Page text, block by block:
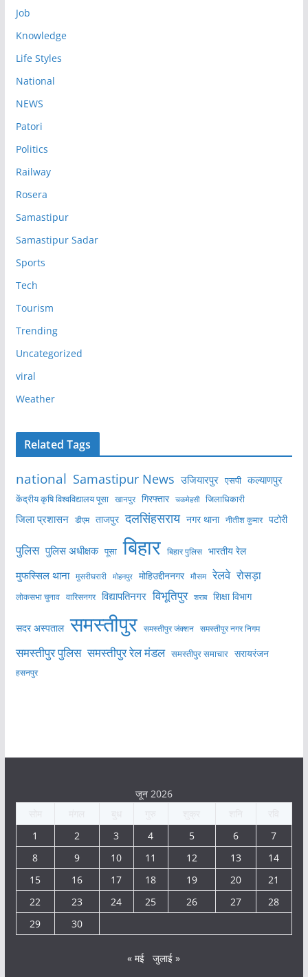
Job
Knowledge
Life Styles
National
NEWS
Patori
Politics
Railway
Rosera
Samastipur
Samastipur Sadar
Sports
Tech
Tourism
Trending
Uncategorized
viral
Weather
Related Tags
national Samastipur News उजियारपुर एसपी कल्याणपुर
केंद्रीय कृषि विश्वविद्यालय पूसा खानपुर गिरफ्तार चकमेहसी जिलाधिकारी
जिला प्रशासन डीएम ताजपुर दलसिंहसराय नगर थाना नीतीश कुमार पटोरी
पुलिस पुलिस अधीक्षक पूसा बिहार बिहार पुलिस भारतीय रेल
मुफस्सिल थाना मुसरीघरारी मोहनपुर मोहिउद्दीननगर मौसम रेलवे रोसड़ा
लोकसभा चुनाव वारिसनगर विद्यापतिनगर विभूतिपुर शराब शिक्षा विभाग
सदर अस्पताल समस्तीपुर समस्तीपुर जंक्शन समस्तीपुर नगर निगम
समस्तीपुर पुलिस समस्तीपुर रेल मंडल समस्तीपुर समाचार सरायरंजन
हसनपुर
जून 2026
1
2 3 4 5 6
7
8
9 10 11 12 13
14
15
16 17 18 19 20
21
22
23 24 25 26 27
28
29
30
« मई जुलाई »